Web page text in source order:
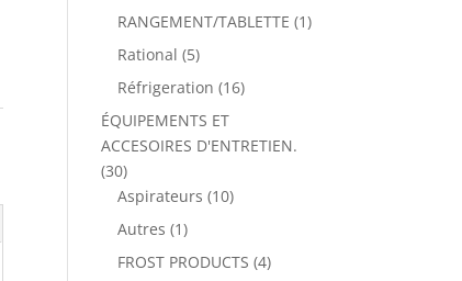
RANGEMENT/TABLETTE (1)
Rational (5)
Réfrigeration (16)
ÉQUIPEMENTS ET
ACCESOIRES D'ENTRETIEN.
(30)
Aspirateurs (10)
Autres (1)
FROST PRODUCTS (4)